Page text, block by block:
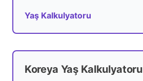
Yaş Kalkulyatoru
Koreya Yaş Kalkulyatoru